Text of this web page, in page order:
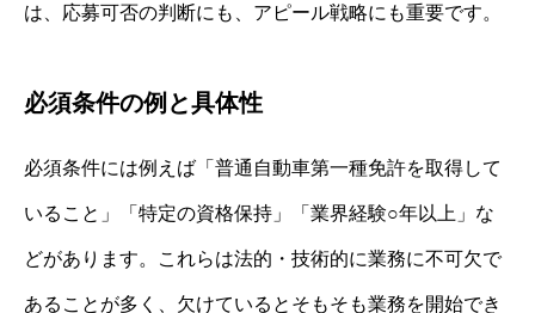
は、応募可否の判断にも、アピール戦略にも重要です。
必須条件の例と具体性
必須条件には例えば「普通自動車第一種免許を取得して
いること」「特定の資格保持」「業界経験○年以上」な
どがあります。これらは法的・技術的に業務に不可欠で
あることが多く、欠けているとそもそも業務を開始でき